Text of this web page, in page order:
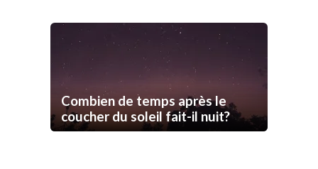
Combien de temps après le
coucher du soleil fait-il nuit?